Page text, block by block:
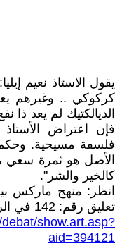
يقول الاستاذ نعيم
كركوكي .. وغيرهم
الديالكتيك لم يعد ذا
فإن اعتراض
فلسفة مسيحية.
الأصل هو ثمرة سعي
كالخير والشر".
انظر: منهج ماركس
تعليق رقم: 142 في الرابط الآتي:
show.art.asp?
aid=394121